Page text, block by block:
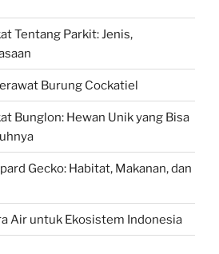
Tentang Parkit: Jenis,
Burung Cockatiel
Bunglon: Hewan Unik yang Bisa
Gecko: Habitat, Makanan, dan
Air untuk Ekosistem Indonesia